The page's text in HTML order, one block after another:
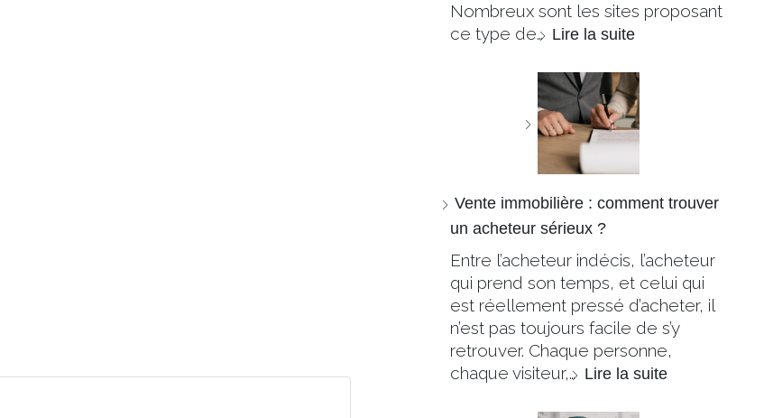
Nombreux sont les sites proposant
ce type de… Lire la suite
Vente immobilière : comment trouver
un acheteur sérieux ?
Entre l’acheteur indécis, l’acheteur
qui prend son temps, et celui qui
est réellement pressé d’acheter, il
n’est pas toujours facile de s’y
retrouver. Chaque personne,
chaque visiteur,… Lire la suite